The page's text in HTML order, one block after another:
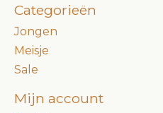
Categorieën
Jongen
Meisje
Sale
Mijn account